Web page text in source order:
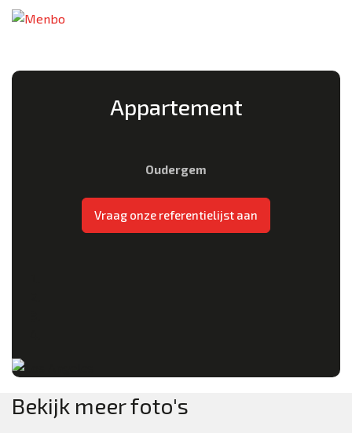
Appartement
Oudergem
Vraag onze referentielijst aan
Bekijk meer foto's